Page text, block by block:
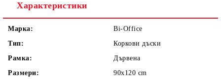
Характеристики
Марка:
Bi-Office
Тип:
Коркови дъски
Рамка:
Дървена
Размери:
90x120 cm